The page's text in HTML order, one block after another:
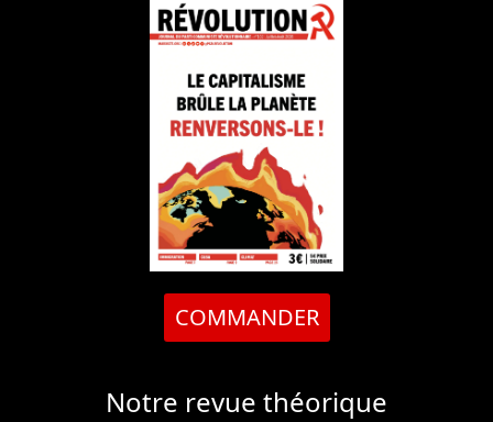
COMMANDER
Notre revue théorique